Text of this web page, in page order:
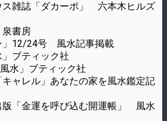
雑誌「ダカーポ」 六本木ヒルズ
書房
12/24号 風水記事掲載
ブティック社
ブティック社
ャレル」あなたの家を風水鑑定記
「金運を呼び込む開運帳」 風水